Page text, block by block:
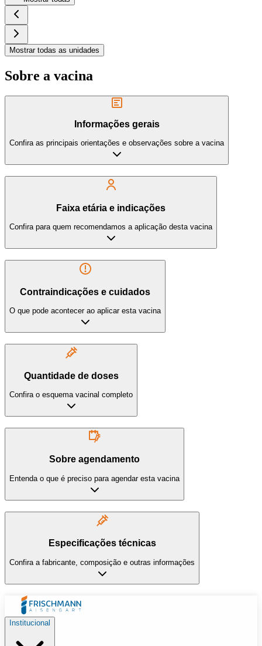
Mostrar todas as unidades
Sobre a vacina
Informações gerais
Confira as principais orientações e observações sobre a vacina
Faixa etária e indicações
Confira para quem recomendamos a aplicação desta vacina
Contraindicações e cuidados
O que pode acontecer ao aplicar esta vacina
Quantidade de doses
Confira o esquema vacinal completo
Sobre agendamento
Entenda o que é preciso para agendar esta vacina
Especificações técnicas
Confira a fabricante, composição e outras informações
Institucional